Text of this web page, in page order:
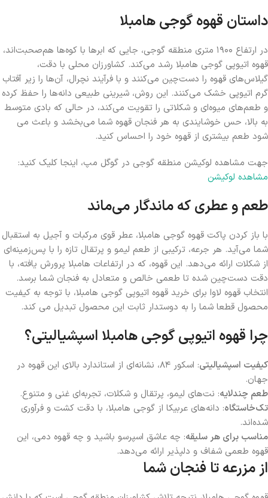
داستان قهوه گوجی هامبلا
در ارتفاع ۱۹۰۰ متری منطقه گوجی، جایی که ابرها با کوه‌ها هم‌صحبت‌اند،
قهوه اتیوپی گوجی هامبلا رشد می‌کند. کشاورزان محلی با دقت،
گیلاس‌های قهوه را دست‌چین می‌کنند و با فرآیند نچرال، آن‌ها را زیر آفتاب
گرم اتیوپی خشک می‌کنند. این روش، شیرینی طبیعی دانه‌ها را حفظ کرده
و طعم‌های میوه‌ای و شکلاتی را تقویت می‌کند، در حالی که بادی متوسط
به بالا، حس خوشایندی به هر فنجان قهوه شما می‌بخشد و باعث می
شود طعم بیشتری از قهوه خود را احساس کنید.
جهت مشاهده لوکیشن منطقه گوجی در گوگل مپ، اینجا کلیک کنید:
مشاهده لوکیشن
طعم و عطری که ماندگار می‌ماند
با باز کردن پاکت قهوه گوجی هامبلا، عطر قوی مرکبات و آجیل به استقبال
شما می‌آید. هر جرعه، ترکیبی از طعم لیمو و پرتقال تازه را با پس‌زمینه‌ای
از شکلات ارائه می‌دهد. این قهوه، که در ارتفاعات هامبلا پرورش یافته، با
دقت دست‌چین شده تا طعمی خالص و متعادل به فنجان شما برسد.
انتخاب قهوه لاوا برای خرید قهوه اتیوپی گوجی هامبلا، با توجه به کیفیت
محصول قطعا شما را به دوستدار ثابت این محصول تبدیل می کند.
چرا قهوه اتیوپی گوجی هامبلا اسپشیالیتی؟
کیفیت اسپشیالیتی
: اسکور ۸۴، نشانه‌ای از استاندارد بالای این قهوه در
جهان.
طعم چندلایه: نت‌های لیمو، پرتقال و شکلات، تجربه‌ای غنی و متنوع.
تک‌خاستگاه: دانه‌های عربیکا از گوجی هامبلا، با دقت کشت و فرآوری
شده‌اند.
مناسب برای هر سلیقه: چه عاشق اسپرسو باشید و چه قهوه دمی، این
قهوه طعمی شفاف و دلپذیر ارائه می‌دهد.
از مزرعه تا فنجان شما